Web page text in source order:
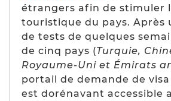
étrangers afin de stimuler
touristique du pays. Après
de tests de quelques
de cinq pays (Turquie,
Royaume-Uni et Émirats
portail de demande de
est dorénavant accessible